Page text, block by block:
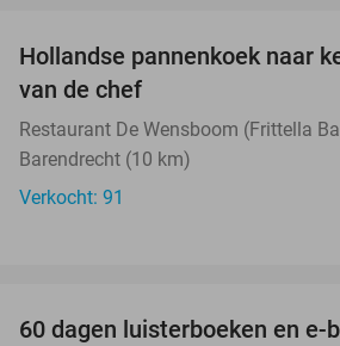
Hollandse pannenkoek naar
van de chef
Restaurant De Wensboom (Frittella
Barendrecht (10 km)
Verkocht: 91
60 dagen luisterboeken en e-